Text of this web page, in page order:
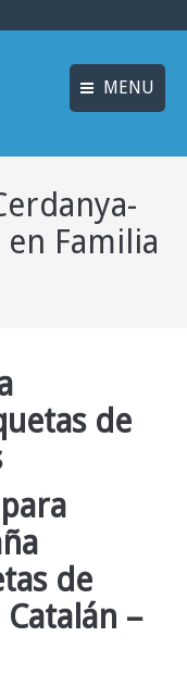
MENU
Idiomas
y
en Familia
de
de
–